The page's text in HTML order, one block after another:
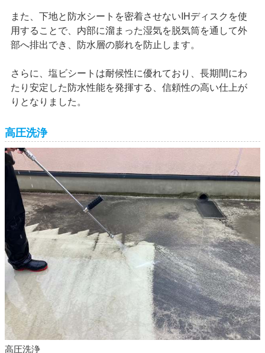
また、下地と防水シートを密着させないIHディスクを使
用することで、内部に溜まった湿気を脱気筒を通して外
部へ排出でき、防水層の膨れを防止します。
さらに、塩ビシートは耐候性に優れており、長期間にわ
たり安定した防水性能を発揮する、信頼性の高い仕上が
りとなりました。
高圧洗浄
高圧洗浄